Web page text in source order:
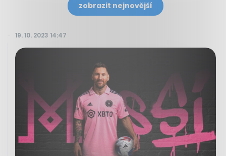
zobrazit nejnovější
19. 10. 2023 14:47